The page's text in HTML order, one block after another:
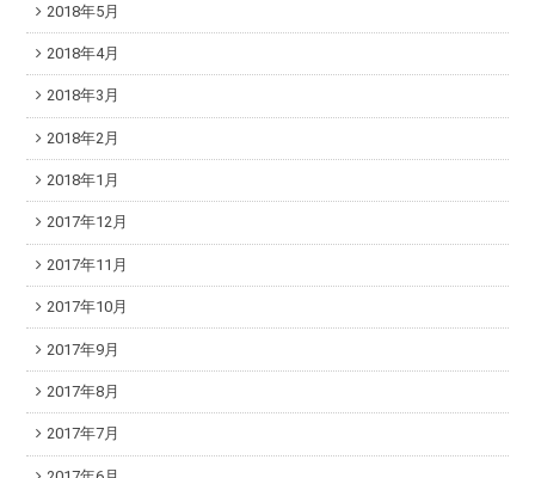
2018年5月
2018年4月
2018年3月
2018年2月
2018年1月
2017年12月
2017年11月
2017年10月
2017年9月
2017年8月
2017年7月